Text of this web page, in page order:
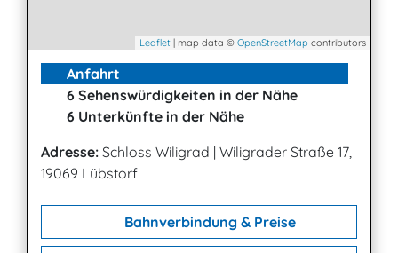
Leaflet | map data © OpenStreetMap contributors
Anfahrt
6 Sehenswürdigkeiten in der Nähe
6 Unterkünfte in der Nähe
Adresse: Schloss Wiligrad | Wiligrader Straße 17,
19069 Lübstorf
Bahnverbindung & Preise